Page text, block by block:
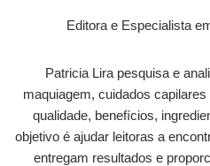
Editora e Especialista
Patricia Lira pesquisa e
maquiagem, cuidados
qualidade, benefícios,
objetivo é ajudar leitoras a
entregam resultados e